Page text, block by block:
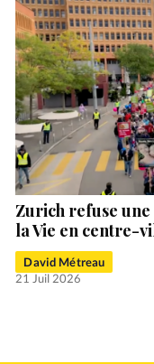
Zurich refuse
la Vie en centre-
David Métreau
21 Juil 2026